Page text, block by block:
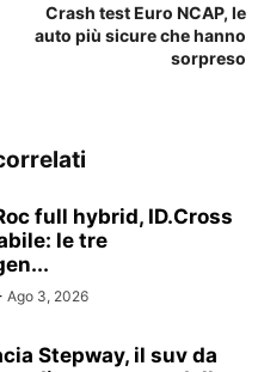
Crash test Euro NCAP, le
auto più sicure che hanno
sorpreso
full hybrid, ID.Cross
le tre
Ago 3, 2026
Stepway, il suv da